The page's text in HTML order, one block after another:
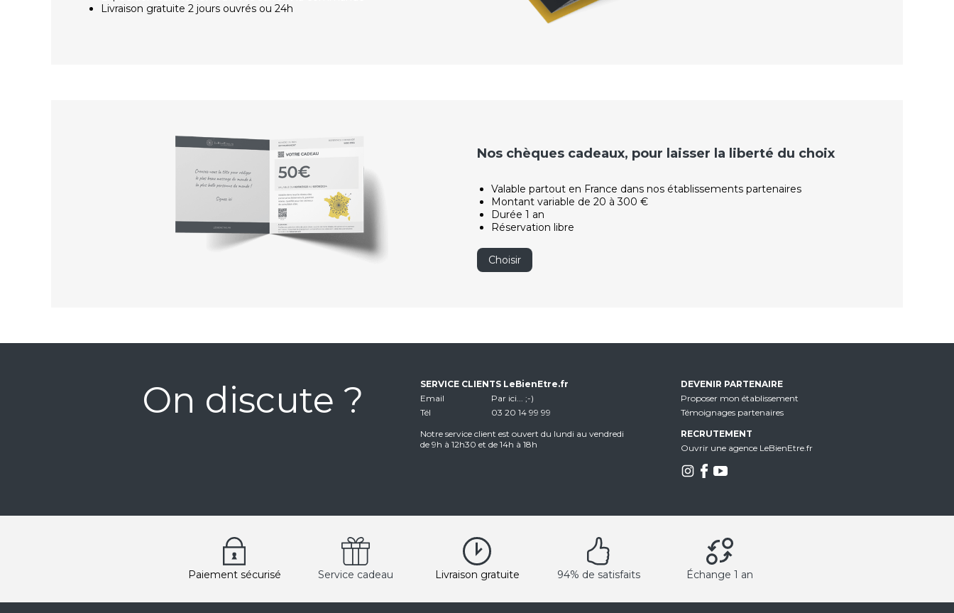
Livraison gratuite 2 jours ouvrés ou 24h
Nos chèques cadeaux, pour laisser la liberté du choix
Valable partout en France dans nos établissements partenaires
Montant variable de 20 à 300 €
Durée 1 an
Réservation libre
Choisir
On discute ?
SERVICE CLIENTS LeBienEtre.fr
Email
Par ici... ;-)
Tél
03 20 14 99 99
Notre service client est ouvert du lundi au vendredi
de 9h à 12h30 et de 14h à 18h
DEVENIR PARTENAIRE
Proposer mon établissement
Témoignages partenaires
RECRUTEMENT
Ouvrir une agence LeBienEtre.fr
Paiement sécurisé Service cadeau Livraison gratuite 94% de satisfaits Échange 1 an